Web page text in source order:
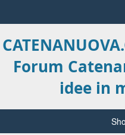
Forum
idee in